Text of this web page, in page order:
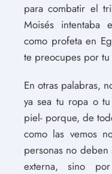
para combatir el
Moisés intentaba
como profeta en
te preocupes por tu
En otras palabras,
ya sea tu ropa o
piel- porque, de
como las vemos
personas no
externa, sino